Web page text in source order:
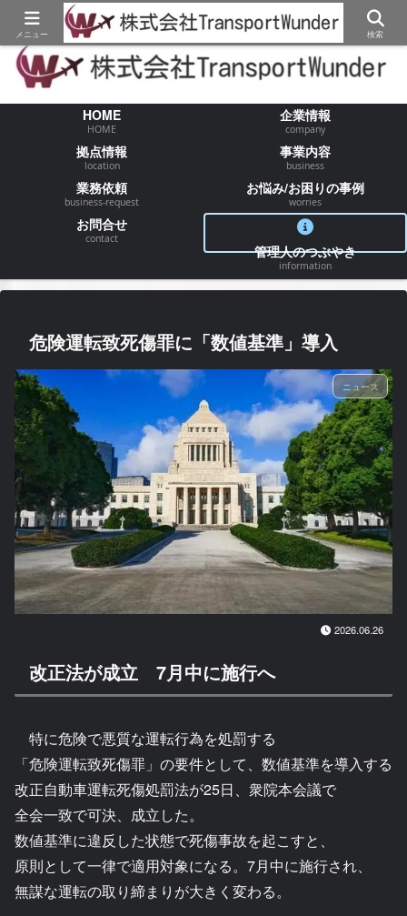
【物流/運送/配送】でお困りの事が御座いましたらお気軽にご相談ください
HOME
HOME
企業情報
company
拠点情報
location
事業内容
business
業務依頼
business-request
お悩み/お困りの事例
worries
お問合せ
contact
管理人のつぶやき
information
危険運転致死傷罪に「数値基準」導入
ニュース
2026.06.26
改正法が成立 7月中に施行へ
特に危険で悪質な運転行為を処罰する
「危険運転致死傷罪」の要件として、数値基準を導入する
改正自動車運転死傷処罰法が25日、衆院本会議で
全会一致で可決、成立した。
数値基準に違反した状態で死傷事故を起こすと、
原則として一律で適用対象になる。7月中に施行され、
無謀な運転の取り締まりが大きく変わる。
メニュー 検索